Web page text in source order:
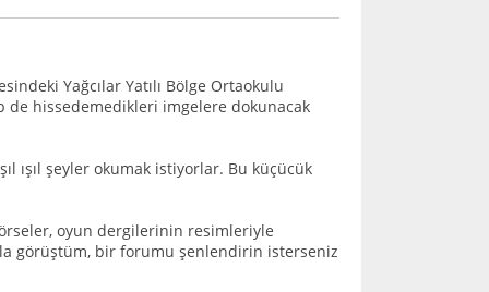
Yağcılar Yatılı Bölge Ortaokulu
hissedemedikleri imgelere dokunacak
ışıl şeyler okumak istiyorlar. Bu küçücük
oyun dergilerinin resimleriyle
görüştüm, bir forumu şenlendirin isterseniz